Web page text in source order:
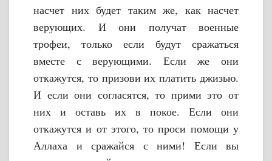
насчет них будет таким же, как насчет
верующих. И они получат военные
трофеи, только если будут сражаться
вместе с верующими. Если же они
откажутся, то призови их платить джизью.
И если они согласятся, то прими это от
них и оставь их в покое. Если они
откажутся и от этого, то проси помощи у
Аллаха и сражайся с ними! Если вы